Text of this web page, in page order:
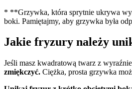
* **Grzywka, która sprytnie ukrywa
boki. Pamiętajmy, aby grzywka była
Jakie fryzury należy
Jeśli masz kwadratową twarz z
zmiękczyć. Ciężka, prosta grzywka